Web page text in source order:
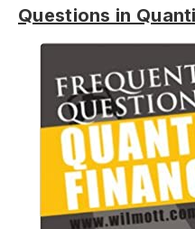
Questions in